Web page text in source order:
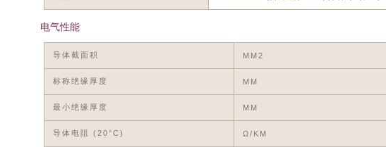
电气性能
导体截面积 MM2
标称绝缘厚度 MM
最小绝缘厚度 MM
导体电阻 (20°C) Ω/KM